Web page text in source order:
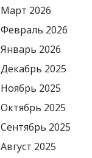
Март 2026
Февраль 2026
Январь 2026
Декабрь 2025
Ноябрь 2025
Октябрь 2025
Сентябрь 2025
Август 2025